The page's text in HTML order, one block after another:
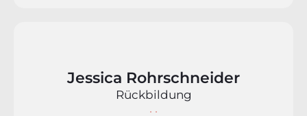
Jessica Rohrschneider
Rückbildung